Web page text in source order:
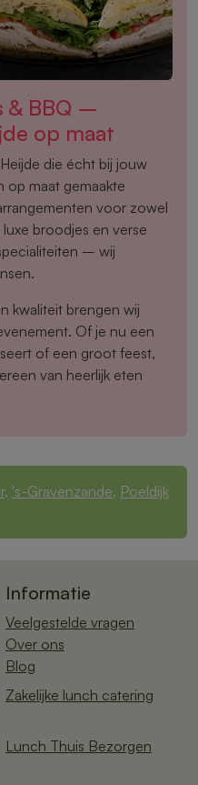
& BBQ –
op maat
die écht bij jouw
op maat gemaakte
voor zowel
broodjes en verse
– wij
kwaliteit brengen wij
Of je nu een
of een groot feest,
van heerlijk eten
, 's-Gravenzande, Poeldijk
Informatie
Veelgestelde vragen
Over ons
Blog
Zakelijke lunch catering
Lunch Thuis Bezorgen